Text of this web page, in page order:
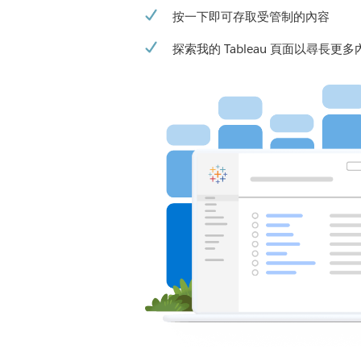
按一下即可存取受管制的內容
探索我的 Tableau 頁面以尋長更多